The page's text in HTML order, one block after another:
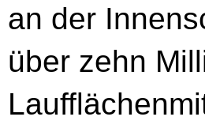
an der
über zehn